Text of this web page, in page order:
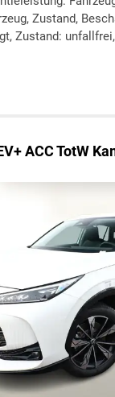
Zustand,
Zustand:
Fahrzeugexposé drucken
ACC TotW